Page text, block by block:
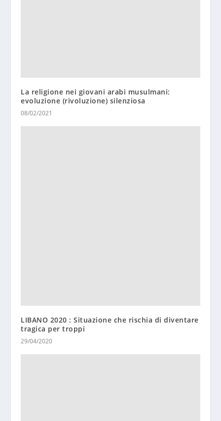
La religione nei giovani arabi musulmani:
evoluzione (rivoluzione) silenziosa
08/02/2021
LIBANO 2020 : Situazione che rischia di diventare
tragica per troppi
29/04/2020